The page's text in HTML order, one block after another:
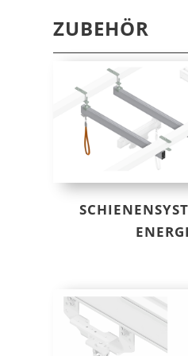
ZUBEHÖR